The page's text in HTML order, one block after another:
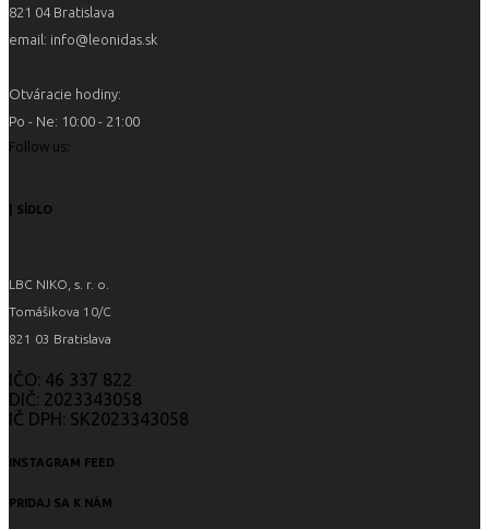
821 04 Bratislava
email: info@leonidas.sk
Otváracie hodiny:
Po - Ne: 10:00 - 21:00
Follow us:
| SÍDLO
LBC NIKO, s. r. o.
Tomášikova 10/C
821 03 Bratislava
IČO: 46 337 822
DIČ: 2023343058
IČ DPH: SK2023343058
INSTAGRAM FEED
PRIDAJ SA K NÁM